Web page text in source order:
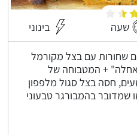
שעה בינוני
שחורות עם בצל מקורמל
+ המטבוחה של
חסה בצל סגול מלפפון
שמדובר בהמבורגר טבעוני